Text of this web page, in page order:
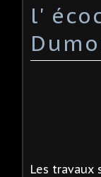
l'
Les travaux